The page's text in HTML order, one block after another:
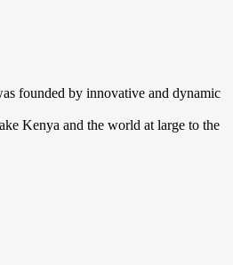
founded by innovative and dynamic
Kenya and the world at large to the